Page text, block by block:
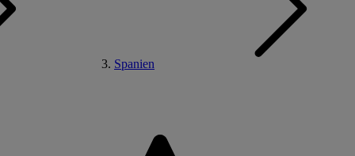
Spanien